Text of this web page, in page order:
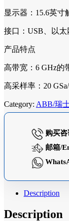
显示器：15.6英寸
接口：USB、以太
产品特点
高带宽：6 GHz的
高采样率：20
Category: ABB/瑞
购买
邮箱/
Description
Description